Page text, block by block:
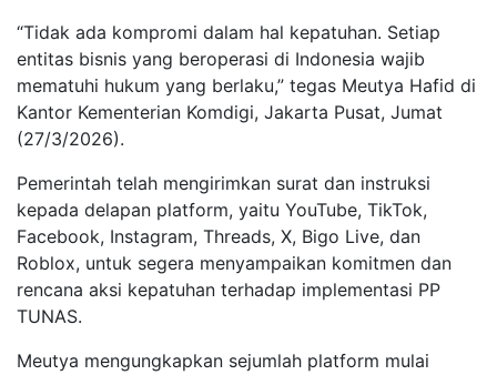
“Tidak ada kompromi dalam hal kepatuhan. Setiap
entitas bisnis yang beroperasi di Indonesia wajib
mematuhi hukum yang berlaku,” tegas Meutya Hafid di
Kantor Kementerian Komdigi, Jakarta Pusat, Jumat
(27/3/2026).
Pemerintah telah mengirimkan surat dan instruksi
kepada delapan platform, yaitu YouTube, TikTok,
Facebook, Instagram, Threads, X, Bigo Live, dan
Roblox, untuk segera menyampaikan komitmen dan
rencana aksi kepatuhan terhadap implementasi PP
TUNAS.
Meutya mengungkapkan sejumlah platform mulai